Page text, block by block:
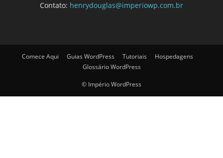
Contato: henrydouglas@imperiowp.com.br
Comece Aqui Guias WordPress Tutoriais
Hospedagens
Glossário WordPress
© Império WordPress